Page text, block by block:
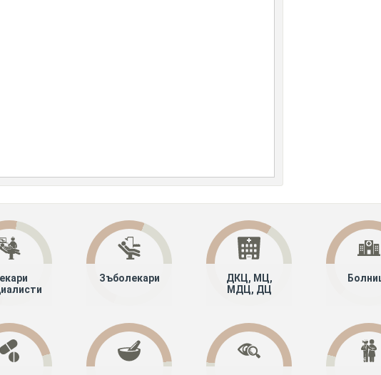
Зъболекари
ДКЦ, МЦ,
МДЦ, ДЦ